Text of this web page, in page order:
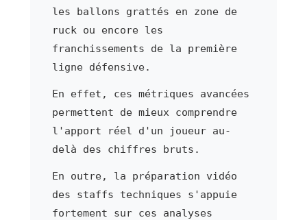
les ballons grattés en zone de
ruck ou encore les
franchissements de la première
ligne défensive.
En effet, ces métriques avancées
permettent de mieux comprendre
l'apport réel d'un joueur au-
delà des chiffres bruts.
En outre, la préparation vidéo
des staffs techniques s'appuie
fortement sur ces analyses